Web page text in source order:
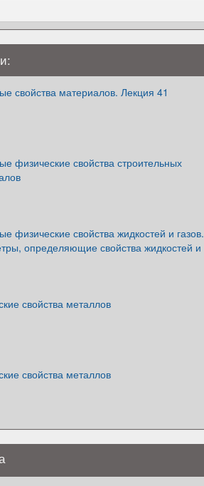
свойства материалов. Лекция 41
физические свойства строительных
физические свойства жидкостей и газов.
определяющие свойства жидкостей и
свойства металлов
свойства металлов